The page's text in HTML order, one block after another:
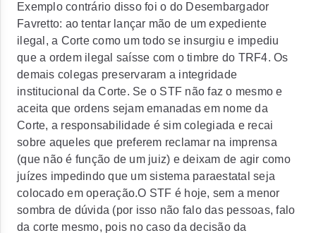
Exemplo contrário disso foi o do Desembargador
Favretto: ao tentar lançar mão de um expediente
ilegal, a Corte como um todo se insurgiu e impediu
que a ordem ilegal saísse com o timbre do TRF4. Os
demais colegas preservaram a integridade
institucional da Corte. Se o STF não faz o mesmo e
aceita que ordens sejam emanadas em nome da
Corte, a responsabilidade é sim colegiada e recai
sobre aqueles que preferem reclamar na imprensa
(que não é função de um juiz) e deixam de agir como
juízes impedindo que um sistema paraestatal seja
colocado em operação.O STF é hoje, sem a menor
sombra de dúvida (por isso não falo das pessoas, falo
da corte mesmo, pois no caso da decisão da